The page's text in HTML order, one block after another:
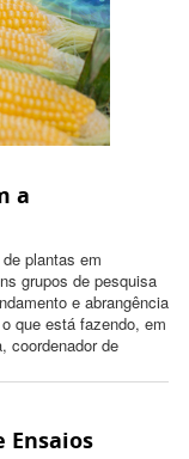
a
plantas em
grupos de pesquisa
e abrangência
que está fazendo, em
coordenador de
Ensaios